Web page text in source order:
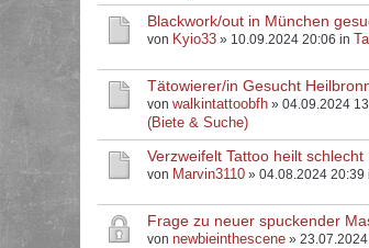
Blackwork/out in München
von Kyio33 » 10.09.2024 20:06 in
Tätowierer/in Gesucht
von walkintattoobfh » 04.09.2024
(Biete & Suche)
Verzweifelt Tattoo heilt schlecht
von Marvin3110 » 04.08.2024 20:39
Frage zu neuer spuckender
von newbieinthescene »